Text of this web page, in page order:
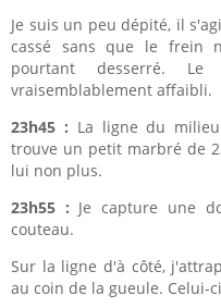
Je suis un peu dépité, il
cassé sans que le frein
pourtant desserré.
vraisemblablement affaibli.
23h45 : La ligne du
trouve un petit marbré de
lui non plus.
23h55 : Je capture une
couteau.
Sur la ligne d'à côté,
au coin de la gueule. Celui-